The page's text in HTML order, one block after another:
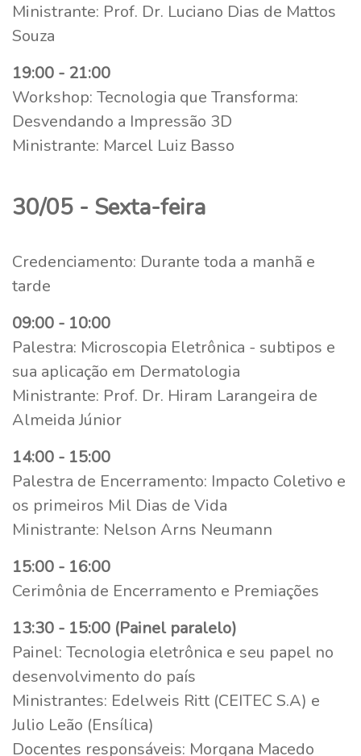
Ministrante: Prof. Dr. Luciano Dias de Mattos
Souza
19:00 - 21:00
Workshop: Tecnologia que Transforma:
Desvendando a Impressão 3D
Ministrante: Marcel Luiz Basso
30/05 - Sexta-feira
Credenciamento: Durante toda a manhã e
tarde
09:00 - 10:00
Palestra: Microscopia Eletrônica - subtipos e
sua aplicação em Dermatologia
Ministrante: Prof. Dr. Hiram Larangeira de
Almeida Júnior
14:00 - 15:00
Palestra de Encerramento: Impacto Coletivo e
os primeiros Mil Dias de Vida
Ministrante: Nelson Arns Neumann
15:00 - 16:00
Cerimônia de Encerramento e Premiações
13:30 - 15:00 (Painel paralelo)
Painel: Tecnologia eletrônica e seu papel no
desenvolvimento do país
Ministrantes: Edelweis Ritt (CEITEC S.A) e
Julio Leão (Ensílica)
Docentes responsáveis: Morgana Macedo